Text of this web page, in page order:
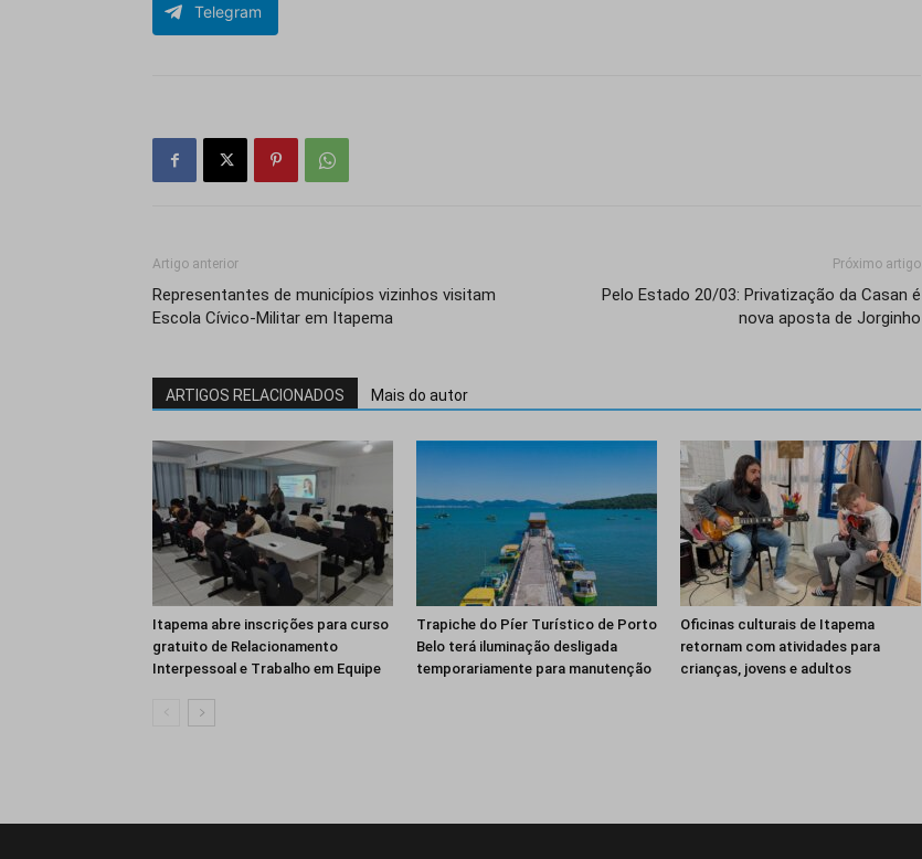
Telegram
Artigo anterior
Representantes de municípios vizinhos visitam
Escola Cívico-Militar em Itapema
Próximo artigo
Pelo Estado 20/03: Privatização da Casan é
nova aposta de Jorginho
ARTIGOS RELACIONADOS Mais do autor
Itapema abre inscrições para curso
gratuito de Relacionamento
Interpessoal e Trabalho em Equipe
Trapiche do Píer Turístico de Porto
Belo terá iluminação desligada
temporariamente para manutenção
Oficinas culturais de Itapema
retornam com atividades para
crianças, jovens e adultos